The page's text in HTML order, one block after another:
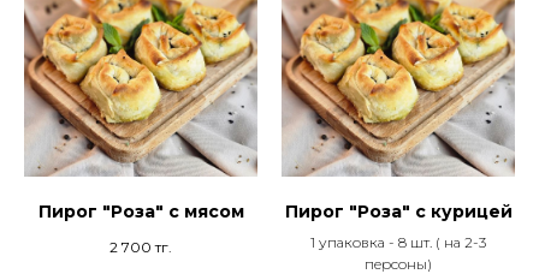
Пирог "Роза" с мясом
2 700 тг.
Пирог "Роза" с курицей
1 упаковка - 8 шт. ( на 2-3
персоны)